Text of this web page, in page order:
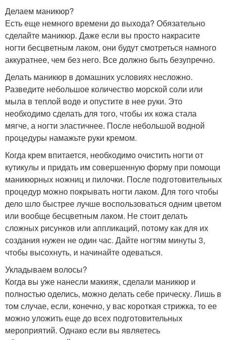
Делаем маникюр?
Есть еще немного времени до выхода? Обязательно
сделайте маникюр. Даже если вы просто накрасите
ногти бесцветным лаком, они будут смотреться намного
аккуратнее, чем без него. Все должно быть безупречно.
Делать маникюр в домашних условиях несложно.
Разведите небольшое количество морской соли или
мыла в теплой воде и опустите в нее руки. Это
необходимо сделать для того, чтобы их кожа стала
мягче, а ногти эластичнее. После небольшой водной
процедуры намажьте руки кремом.
Когда крем впитается, необходимо очистить ногти от
кутикулы и придать им совершенную форму при помощи
маникюрных ножниц и пилочки. После подготовительных
процедур можно покрывать ногти лаком. Для того чтобы
дело шло быстрее лучше воспользоваться одним цветом
или вообще бесцветным лаком. Не стоит делать
сложных рисунков или аппликаций, потому как для их
создания нужен не один час. Дайте ногтям минуты 3,
чтобы высохнуть, и начинайте одеваться.
Укладываем волосы?
Когда вы уже нанесли макияж, сделали маникюр и
полностью оделись, можно делать себе прическу. Лишь в
том случае, если, конечно, у вас короткая стрижка, то ее
можно уложить еще до всех подготовительных
мероприятий. Однако если вы являетесь